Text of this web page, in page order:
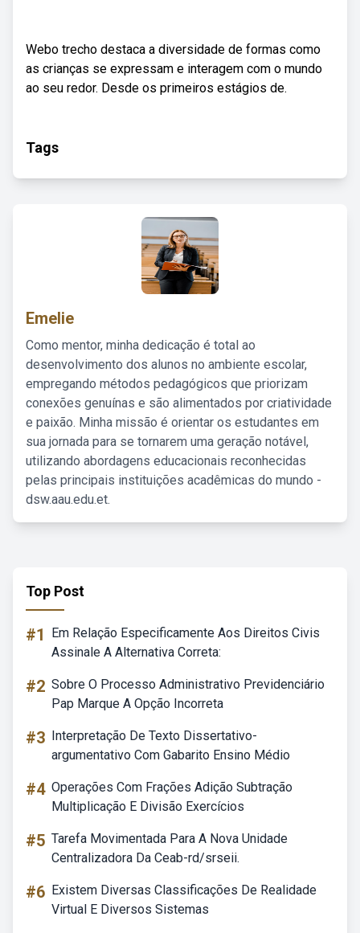
Webo trecho destaca a diversidade de formas como
as crianças se expressam e interagem com o mundo
ao seu redor. Desde os primeiros estágios de.
Tags
Emelie
Como mentor, minha dedicação é total ao
desenvolvimento dos alunos no ambiente escolar,
empregando métodos pedagógicos que priorizam
conexões genuínas e são alimentados por criatividade
e paixão. Minha missão é orientar os estudantes em
sua jornada para se tornarem uma geração notável,
utilizando abordagens educacionais reconhecidas
pelas principais instituições acadêmicas do mundo -
dsw.aau.edu.et.
Top Post
#1
Em Relação Especificamente Aos Direitos Civis
Assinale A Alternativa Correta:
#2 Sobre O Processo Administrativo Previdenciário
Pap Marque A Opção Incorreta
#3 Interpretação De Texto Dissertativo-
argumentativo Com Gabarito Ensino Médio
#4 Operações Com Frações Adição Subtração
Multiplicação E Divisão Exercícios
#5 Tarefa Movimentada Para A Nova Unidade
Centralizadora Da Ceab-rd/srseii.
#6 Existem Diversas Classificações De Realidade
Virtual E Diversos Sistemas